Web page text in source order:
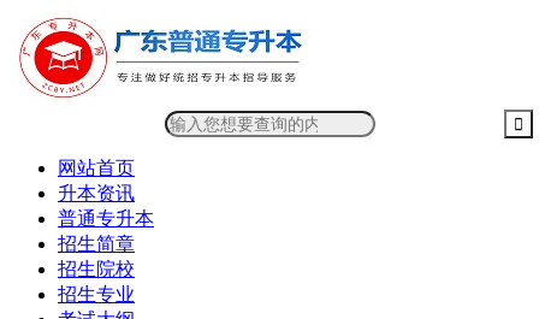
网站首页
升本资讯
普通专升本
招生简章
招生院校
招生专业